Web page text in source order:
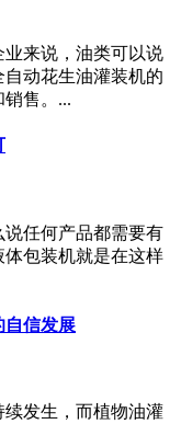
来说，油类可以说
动花生油灌装机的
售。...
任何产品都需要有
包装机就是在这样
自信发展
发生，而植物油灌